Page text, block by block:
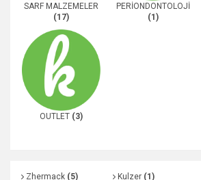
SARF MALZEMELER
(17)
PERİONDONTOLOJİ
(1)
OUTLET (3)
Zhermack (5) Kulzer (1)